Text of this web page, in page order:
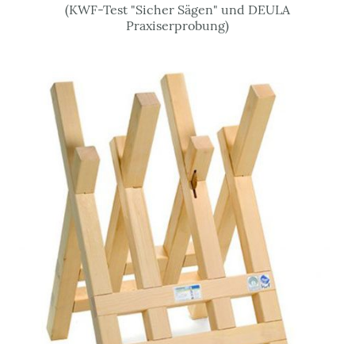
(KWF-Test "Sicher Sägen" und DEULA
Praxiserprobung)